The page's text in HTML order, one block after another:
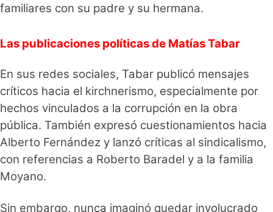
familiares con su padre y su hermana.
Las publicaciones políticas de Matías Tabar
En sus redes sociales, Tabar publicó mensajes
críticos hacia el kirchnerismo, especialmente por
hechos vinculados a la corrupción en la obra
pública. También expresó cuestionamientos hacia
Alberto Fernández y lanzó críticas al sindicalismo,
con referencias a Roberto Baradel y a la familia
Moyano.
Sin embargo, nunca imaginó quedar involucrado